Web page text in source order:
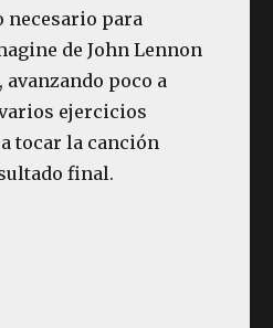
necesario para
de John Lennon
poco a
ejercicios
tocar la canción
final.